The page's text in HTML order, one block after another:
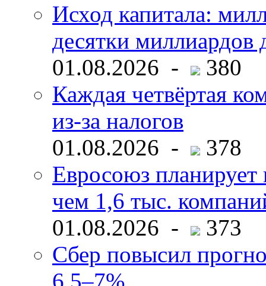
Исход капитала:
десятки миллиардов
01.08.2026 -
380
Каждая четвёртая
из-за налогов
01.08.2026 -
378
Евросоюз планирует
чем 1,6 тыс.
01.08.2026 -
373
Сбер повысил
6,5–7%